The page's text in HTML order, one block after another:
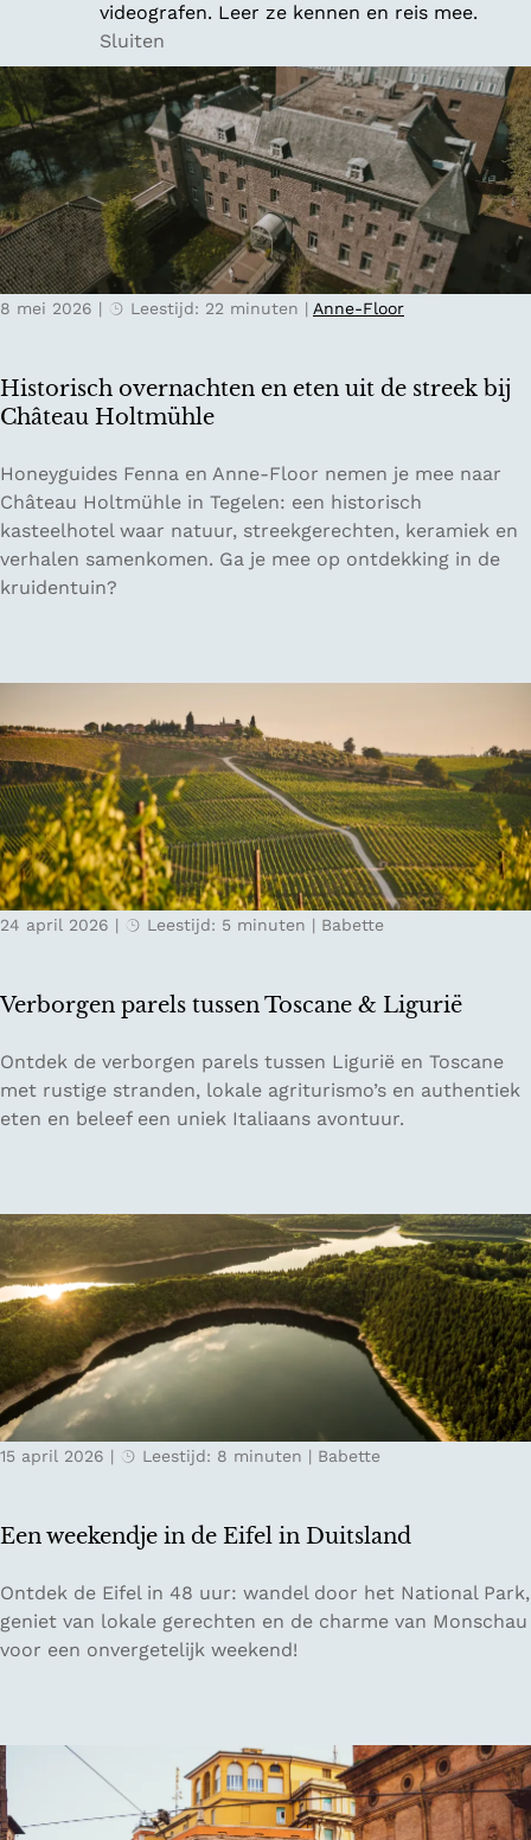
videografen. Leer ze kennen en reis mee.
Sluiten
l
i
n
e
:
o
p
a
n
t
u
r
i
n
N
-
P
o
r
t
u
g
a
e
n
h
t
e
l
s
n
t
e
k
Z
w
i
e
l
a
n
d
m
e
t
d
B
e
e
d
s
c
a
m
p
a
e
Historisch overnachten en eten uit de streek bij
Château Holtmühle
8 mei 2026 | Leestijd: 22 minuten | Anne-Floor
H
i
s
t
o
h
o
v
e
r
n
a
c
e
e
n
e
n
i
t
d
s
t
r
e
k
i
C
e
a
u
Honeyguides Fenna en Anne-Floor nemen je mee naar
Château Holtmühle in Tegelen: een historisch
kasteelhotel waar natuur, streekgerechten, keramiek en
verhalen samenkomen. Ga je mee op ontdekking in de
kruidentuin?
Verborgen parels tussen Toscane & Ligurië
24 april 2026 | Leestijd: 5 minuten | Babette
V
e
r
g
e
n
p
a
e
l
s
s
e
n
T
c
a
n
e
Ontdek de verborgen parels tussen Ligurië en Toscane
met rustige stranden, lokale agriturismo’s en authentiek
eten en beleef een uniek Italiaans avontuur.
Een weekendje in de Eifel in Duitsland
15 april 2026 | Leestijd: 8 minuten | Babette
E
e
n
k
e
n
Ontdek de Eifel in 48 uur: wandel door het National Park,
geniet van lokale gerechten en de charme van Monschau
voor een onvergetelijk weekend!